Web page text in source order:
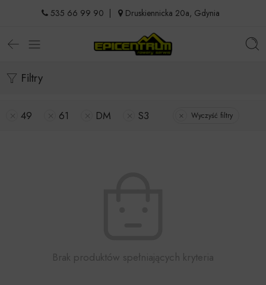
535 66 99 90 Druskiennicka 20a, Gdynia
Filtry
49 61 DM S3 Wyczyść filtry
Brak produktów spełniających kryteria